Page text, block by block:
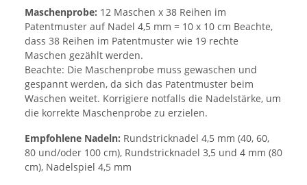
Maschenprobe: 12 Maschen x 38 Reihen im
Patentmuster auf Nadel 4,5 mm = 10 x 10 cm Beachte,
dass 38 Reihen im Patentmuster wie 19 rechte
Maschen gezählt werden.
Beachte: Die Maschenprobe muss gewaschen und
gespannt werden, da sich das Patentmuster beim
Waschen weitet. Korrigiere notfalls die Nadelstärke, um
die korrekte Maschenprobe zu erzielen.
Empfohlene Nadeln: Rundstricknadel 4,5 mm (40, 60,
80 und/oder 100 cm), Rundstricknadel 3,5 und 4 mm (80
cm), Nadelspiel 4,5 mm